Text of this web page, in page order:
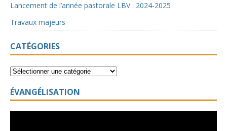
Lancement de l’année pastorale LBV : 2024-2025
Travaux majeurs
CATÉGORIES
ÉVANGÉLISATION